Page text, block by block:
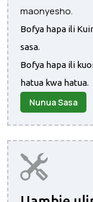
maonyesho.
Bofya hapa ili
sasa.
Bofya hapa ili
hatua kwa hatua.
Nunua Sasa